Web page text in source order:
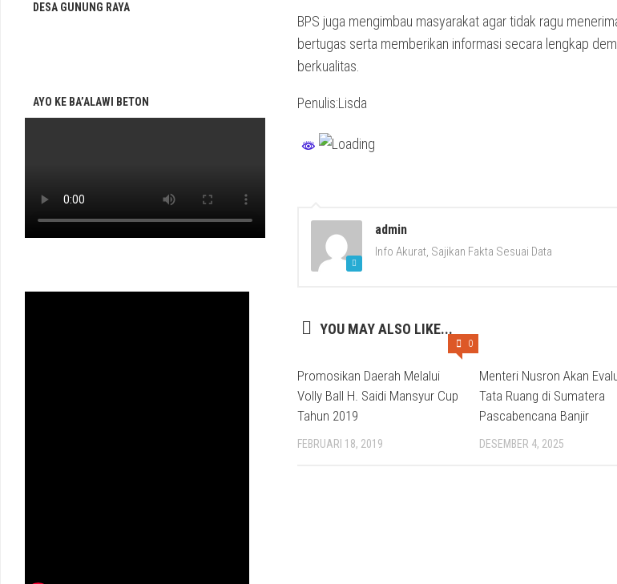
BPS juga mengimbau masyarakat agar tidak ragu
bertugas serta memberikan informasi secara lengkap
berkualitas.
Penulis:Lisda
admin
Info Akurat, Sajikan Fakta Sesuai Data
YOU MAY ALSO LIKE...
0
Promosikan Daerah Melalui
Volly Ball H. Saidi Mansyur Cup
Tahun 2019
FEBRUARI 18, 2019
Menteri Nusron Akan
Tata Ruang di Sumatera
Pascabencana Banjir
DESEMBER 4, 2025
DESA GUNUNG RAYA
AYO KE BA’ALAWI BETON